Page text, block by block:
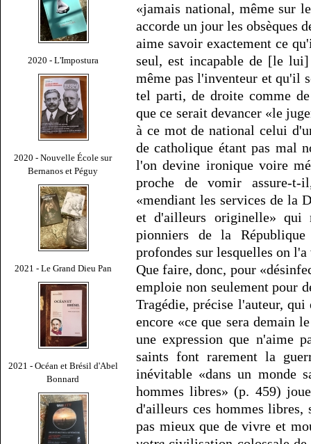
2020 - L'Impostura
2020 - Nouvelle École sur
Bernanos et Péguy
2021 - Le Grand Dieu Pan
2021 - Océan et Brésil d'Abel
Bonnard
«jamais national, même sur
accorde un jour les obsèques
aime savoir exactement ce
seul, est incapable de [le
même pas l'inventeur et qu'il
tel parti, de droite comme
que ce serait devancer «le
à ce mot de national celui
de catholique étant pas mal
l'on devine ironique voire
proche de vomir assure-t-
«mendiant les services de la
et d'ailleurs originelle» qui
pionniers de la
profondes sur lesquelles on
Que faire, donc, pour
emploie non seulement pour
Tragédie, précise l'auteur,
encore «ce que sera demain
une expression que n'aime
saints font rarement la
inévitable «dans un monde
hommes libres» (p. 459)
d'ailleurs ces hommes libres,
pas mieux que de vivre et